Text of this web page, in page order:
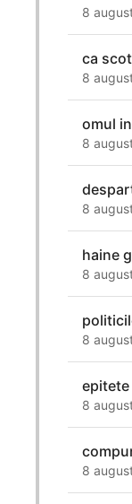
8
ca
8
omul
8
8
haine
8
8
8
8